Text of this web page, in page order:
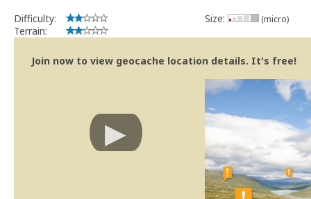
Difficulty:
Terrain:
Size: (micro)
Join now to view geocache location details. It's free!